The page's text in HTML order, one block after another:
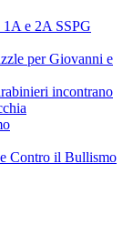
e 2A SSPG
per Giovanni e
incontrano
Contro il Bullismo